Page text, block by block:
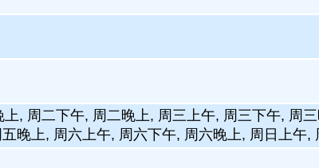
, 周二下午, 周二晚上, 周三上午, 周三下午, 周
晚上, 周六上午, 周六下午, 周六晚上, 周日上午,